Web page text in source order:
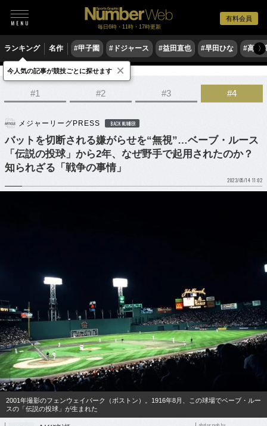
有料会員
毎日6時・11時・17時更新
ランキング 名作 #甲子園 #ドジャース #益田直也 #早田ひな #高木
〉
野球 MLB
#1 #2 #3 #4
メジャーリーグPRESS BACK NUMBER
バットを切断される嫌がらせを“無視”…ベーブ・ルース
「伝説の投球」から2年、なぜ野手で起用されたのか？
知られざる「戦争の事情」
2023/05/14 11:02
2001年撮影のフェンウェイパーク（ボストン）。1916年8月、この球場でベーブ・ルー
スの「伝説の投球」が生まれた
今人気の記事が競技ごとに探せます ×